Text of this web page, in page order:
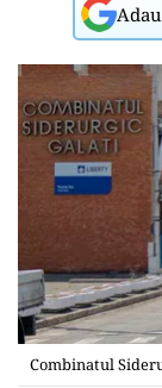
Combinatul